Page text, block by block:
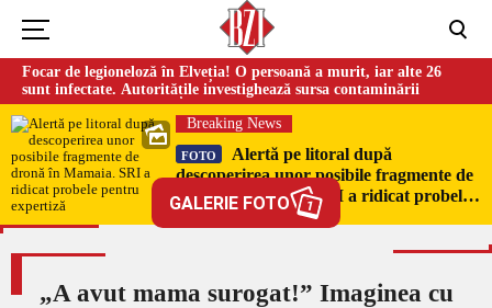
Focar de legioneloză în Elveția! O persoană a murit, iar alte 26
sunt infectate. Autoritățile investighează sursa contaminării
Breaking News
FOTO
Alertă pe litoral după
descoperirea unor posibile fragmente de
dronă în Mamaia. SRI a ridicat probele
pentru expertiză
GALERIE FOTO 1
„A avut mama surogat!” Imaginea cu